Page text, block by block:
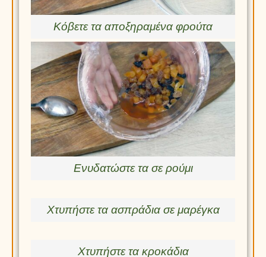
Κόβετε τα αποξηραμένα φρούτα
Ενυδατώστε τα σε ρούμι
Χτυπήστε τα ασπράδια σε μαρέγκα
Χτυπήστε τα κροκάδια